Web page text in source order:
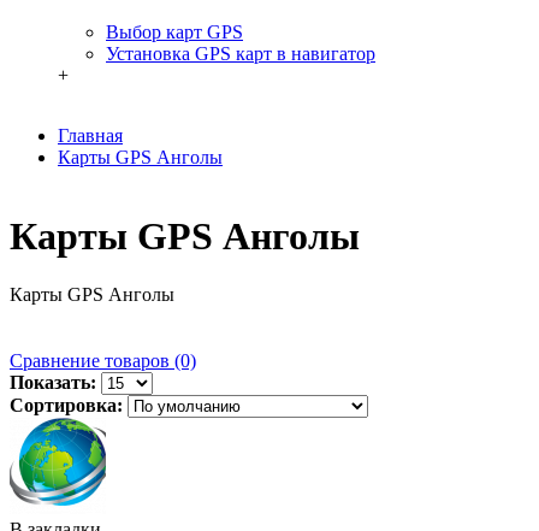
Выбор карт GPS
Установка GPS карт в навигатор
+
Главная
Карты GPS Анголы
Карты GPS Анголы
Карты GPS Анголы
Сравнение товаров (0)
Показать:
Сортировка: